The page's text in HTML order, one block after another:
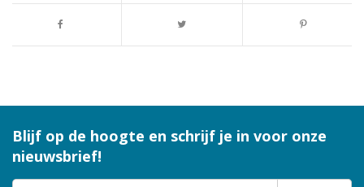
Blijf op de hoogte en schrijf je in voor onze
nieuwsbrief!